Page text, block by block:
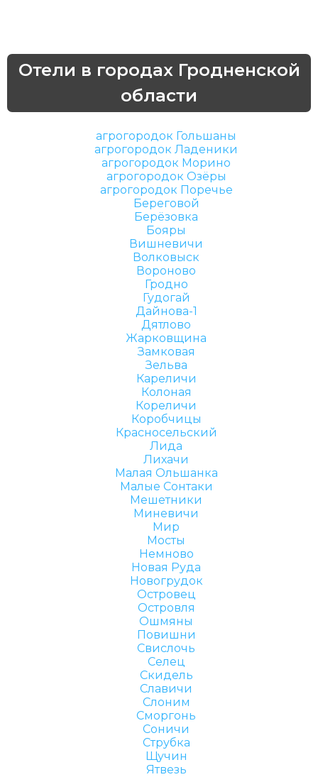
Отели в городах Гродненской
области
агрогородок Гольшаны
агрогородок Ладеники
агрогородок Морино
агрогородок Озёры
агрогородок Поречье
Береговой
Берёзовка
Бояры
Вишневичи
Волковыск
Вороново
Гродно
Гудогай
Дайнова-1
Дятлово
Жарковщина
Замковая
Зельва
Кареличи
Колоная
Кореличи
Коробчицы
Красносельский
Лида
Лихачи
Малая Ольшанка
Малые Сонтаки
Мешетники
Миневичи
Мир
Мосты
Немново
Новая Руда
Новогрудок
Островец
Островля
Ошмяны
Повишни
Свислочь
Селец
Скидель
Славичи
Слоним
Сморгонь
Соничи
Струбка
Щучин
Ятвезь